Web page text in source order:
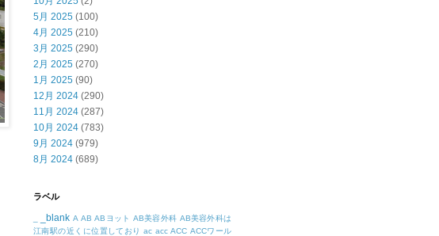
5月 2025 (100)
4月 2025 (210)
3月 2025 (290)
2月 2025 (270)
1月 2025 (90)
12月 2024 (290)
11月 2024 (287)
10月 2024 (783)
9月 2024 (979)
8月 2024 (689)
ラベル
_blank A AB ABヨット AB美容外科 AB美容外科は
江南駅の近くに位置しており ac acc ACC ACCワール